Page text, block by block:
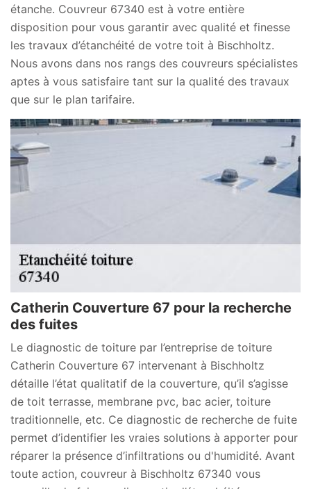
étanche. Couvreur 67340 est à votre entière
disposition pour vous garantir avec qualité et finesse
les travaux d’étanchéité de votre toit à Bischholtz.
Nous avons dans nos rangs des couvreurs spécialistes
aptes à vous satisfaire tant sur la qualité des travaux
que sur le plan tarifaire.
Catherin Couverture 67 pour la recherche
des fuites
Le diagnostic de toiture par l’entreprise de toiture
Catherin Couverture 67 intervenant à Bischholtz
détaille l’état qualitatif de la couverture, qu’il s’agisse
de toit terrasse, membrane pvc, bac acier, toiture
traditionnelle, etc. Ce diagnostic de recherche de fuite
permet d’identifier les vraies solutions à apporter pour
réparer la présence d’infiltrations ou d'humidité. Avant
toute action, couvreur à Bischholtz 67340 vous